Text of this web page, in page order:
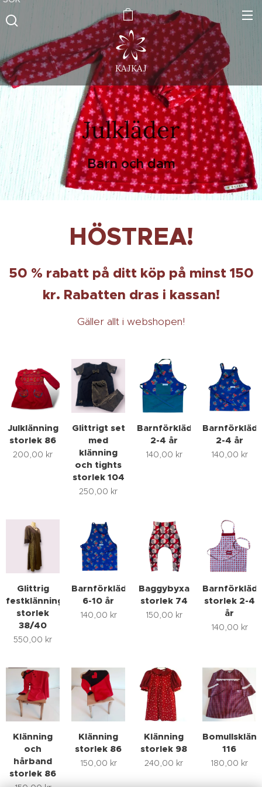
KAJKAJ
Julkläder
Barn och dam
HÖSTREA!
50 % rabatt på ditt köp på minst 150
kr. Rabatten dras i kassan!
Gäller allt i webshopen!
Julklänning
storlek 86
200,00 kr
Glittrigt set
med
klänning
och tights
storlek 104
250,00 kr
Barnförkläde
2-4 år
140,00 kr
2-4 år
140,00 kr
Glittrig
festklänning
storlek
38/40
550,00 kr
Barnförkläde
6-10 år
140,00 kr
Baggybyxa
storlek 74
150,00 kr
storlek 2-4
år
140,00 kr
Klänning
och
hårband
storlek 86
Klänning
storlek 86
150,00 kr
Klänning
storlek 98
240,00 kr
116
180,00 kr